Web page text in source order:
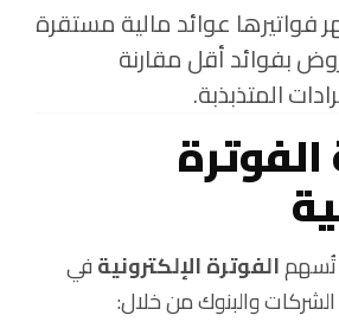
فواتيرها عوائد مالية مستقرة
بفوائد أقل مقارنة
المتذبذبة.
الفوترة
تُسهمالفوترة الإلكترونيةفي
والبنوك من خلال: